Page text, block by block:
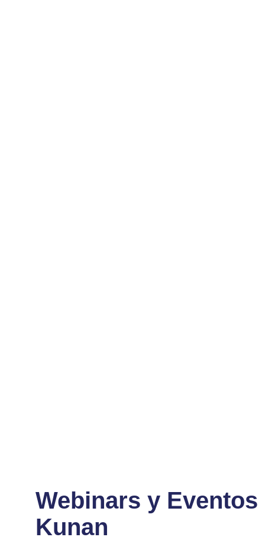
Webinars y Eventos
Kunan